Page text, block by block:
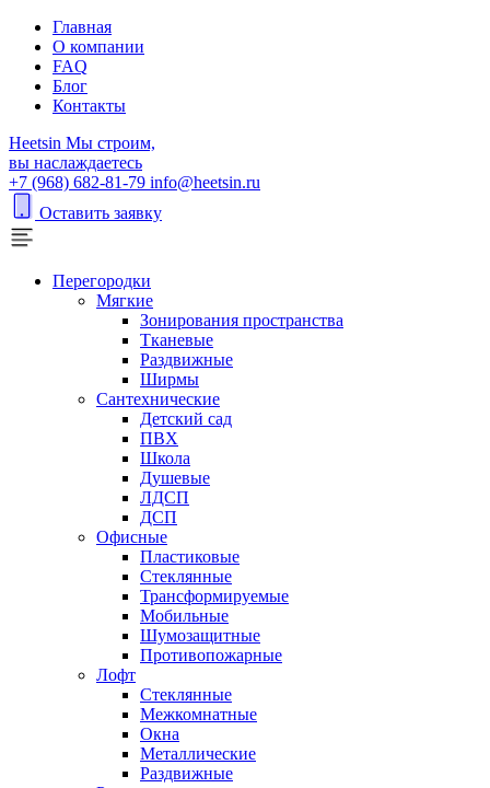
Главная
О компании
FAQ
Блог
Контакты
Heetsin Мы строим,
вы наслаждаетесь
+7 (968) 682-81-79 info@heetsin.ru
Оставить заявку
Перегородки
Мягкие
Зонирования пространства
Тканевые
Раздвижные
Ширмы
Сантехнические
Детский сад
ПВХ
Школа
Душевые
ЛДСП
ДСП
Офисные
Пластиковые
Стеклянные
Трансформируемые
Мобильные
Шумозащитные
Противопожарные
Лофт
Стеклянные
Межкомнатные
Окна
Металлические
Раздвижные